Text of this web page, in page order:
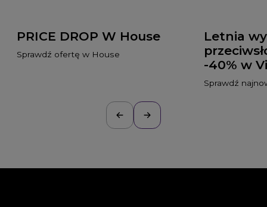
PRICE DROP W House
Sprawdź ofertę w House
Letnia
-40% w
Sprawdź